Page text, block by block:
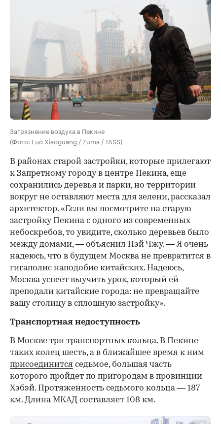
Загрязнение воздуха в Пекине
(Фото: Luo Xiaoguang / Zuma / TASS)
В районах старой застройки, которые прилегают
к Запретному городу в центре Пекина, еще
сохранились деревья и парки, но территории
вокруг не оставляют места для зелени, рассказал
архитектор. «Если вы посмотрите на старую
застройку Пекина с одного из современных
небоскребов, то увидите, сколько деревьев было
между домами, — объяснил Пэй Чжу. — Я очень
надеюсь, что в будущем Москва не превратится в
гигаполис наподобие китайских. Надеюсь,
Москва успеет выучить урок, который ей
преподали китайские города: не превращайте
вашу столицу в сплошную застройку».
Транспортная недоступность
В Москве три транспортных кольца. В Пекине
таких колец шесть, а в ближайшее время к ним
присоединится седьмое, большая часть
которого пройдет по пригородам в провинции
Хэбэй. Протяженность седьмого кольца — 187
км. Длина МКАД составляет 108 км.